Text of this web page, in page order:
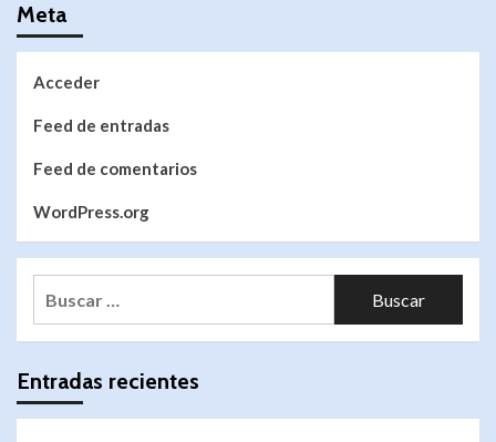
Meta
Acceder
Feed de entradas
Feed de comentarios
WordPress.org
Entradas recientes